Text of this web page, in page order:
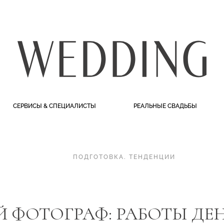
СЕРВИСЫ & СПЕЦИАЛИСТЫ РЕАЛЬНЫЕ СВАДЬБЫ
ПОДГОТОВКА. ТЕНДЕНЦИИ
ФОТОГРАФ: РАБОТЫ